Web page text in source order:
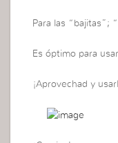
Para las “bajitas”;
Es óptimo para
¡Aprovechad y